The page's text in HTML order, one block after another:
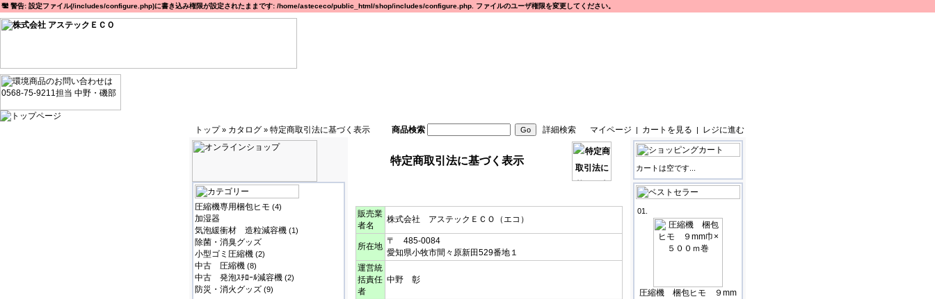
警告: 設定ファイル(/includes/configure.php)に書き込み権限が設定されたままです: /home/astececo/public_html/shop/includes/configure.php. ファイルのユーザ権限を変更してください。
トップ» カタログ » 特定商取引法に基づく表示 商品検索 詳細検索 マイページ | カートを見る | レジに進む
圧縮機専用梱包ヒモ (4)
加湿器
気泡緩衝材 造粒減容機 (1)
除菌・消臭グッズ
小型ゴミ圧縮機 (2)
中古 圧縮機 (8)
中古 発泡ｽﾁﾛｰﾙ減容機 (2)
防災・消火グッズ (9)
特定商取引法に基づく表示
販売業
者名
株式会社 アステックＥＣＯ（エコ）
所在地
〒 485-0084
愛知県小牧市間々原新田529番地１
運営統
括責任
者
中野 彰
カートは空です...
01.
圧縮機 梱包ヒモ ９mm